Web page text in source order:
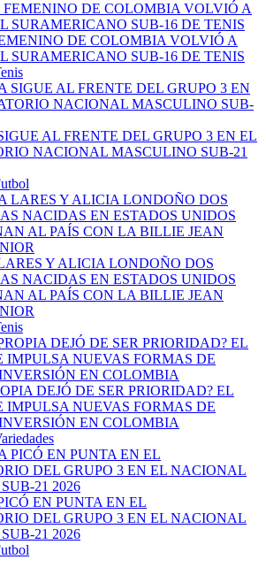
DE COLOMBIA VOLVIÓ A
SURAMERICANO SUB-16 DE TENIS
AL FRENTE DEL GRUPO 3 EN EL
NACIONAL MASCULINO SUB-21
Y ALICIA LONDOÑO DOS
NACIDAS EN ESTADOS UNIDOS
AL PAÍS CON LA BILLIE JEAN
DEJÓ DE SER PRIORIDAD? EL
IMPULSA NUEVAS FORMAS DE
EN COLOMBIA
EN PUNTA EN EL
DEL GRUPO 3 EN EL NACIONAL
21 2026